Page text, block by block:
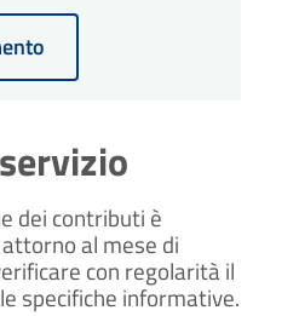
dei contributi è
al mese di
con regolarità il
specifiche informative.